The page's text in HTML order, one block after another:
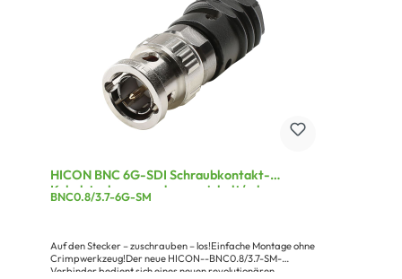
HICON BNC 6G-SDI Schraubkontakt-
Kabelstecker, gerade, vernickelt/schwarz
BNC0.8/3.7-6G-SM
Auf den Stecker – zuschrauben – los!Einfache Montage ohne
Crimpwerkzeug!Der neue HICON--BNC0.8/3.7-SM-
Verbinder bedient sich eines neuen revolutionären